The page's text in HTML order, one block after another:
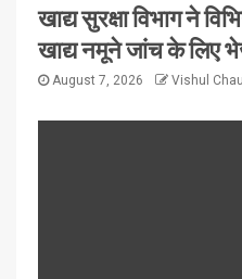
खाद्य सुरक्षा विभाग ने
खाद्य नमूने जांच के लिए
August 7, 2026 Vishul